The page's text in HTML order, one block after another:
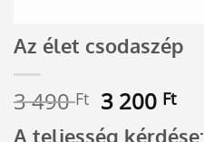
Az élet csodaszép
3 490Ft Original
price
3 200 Ft
A teljesség